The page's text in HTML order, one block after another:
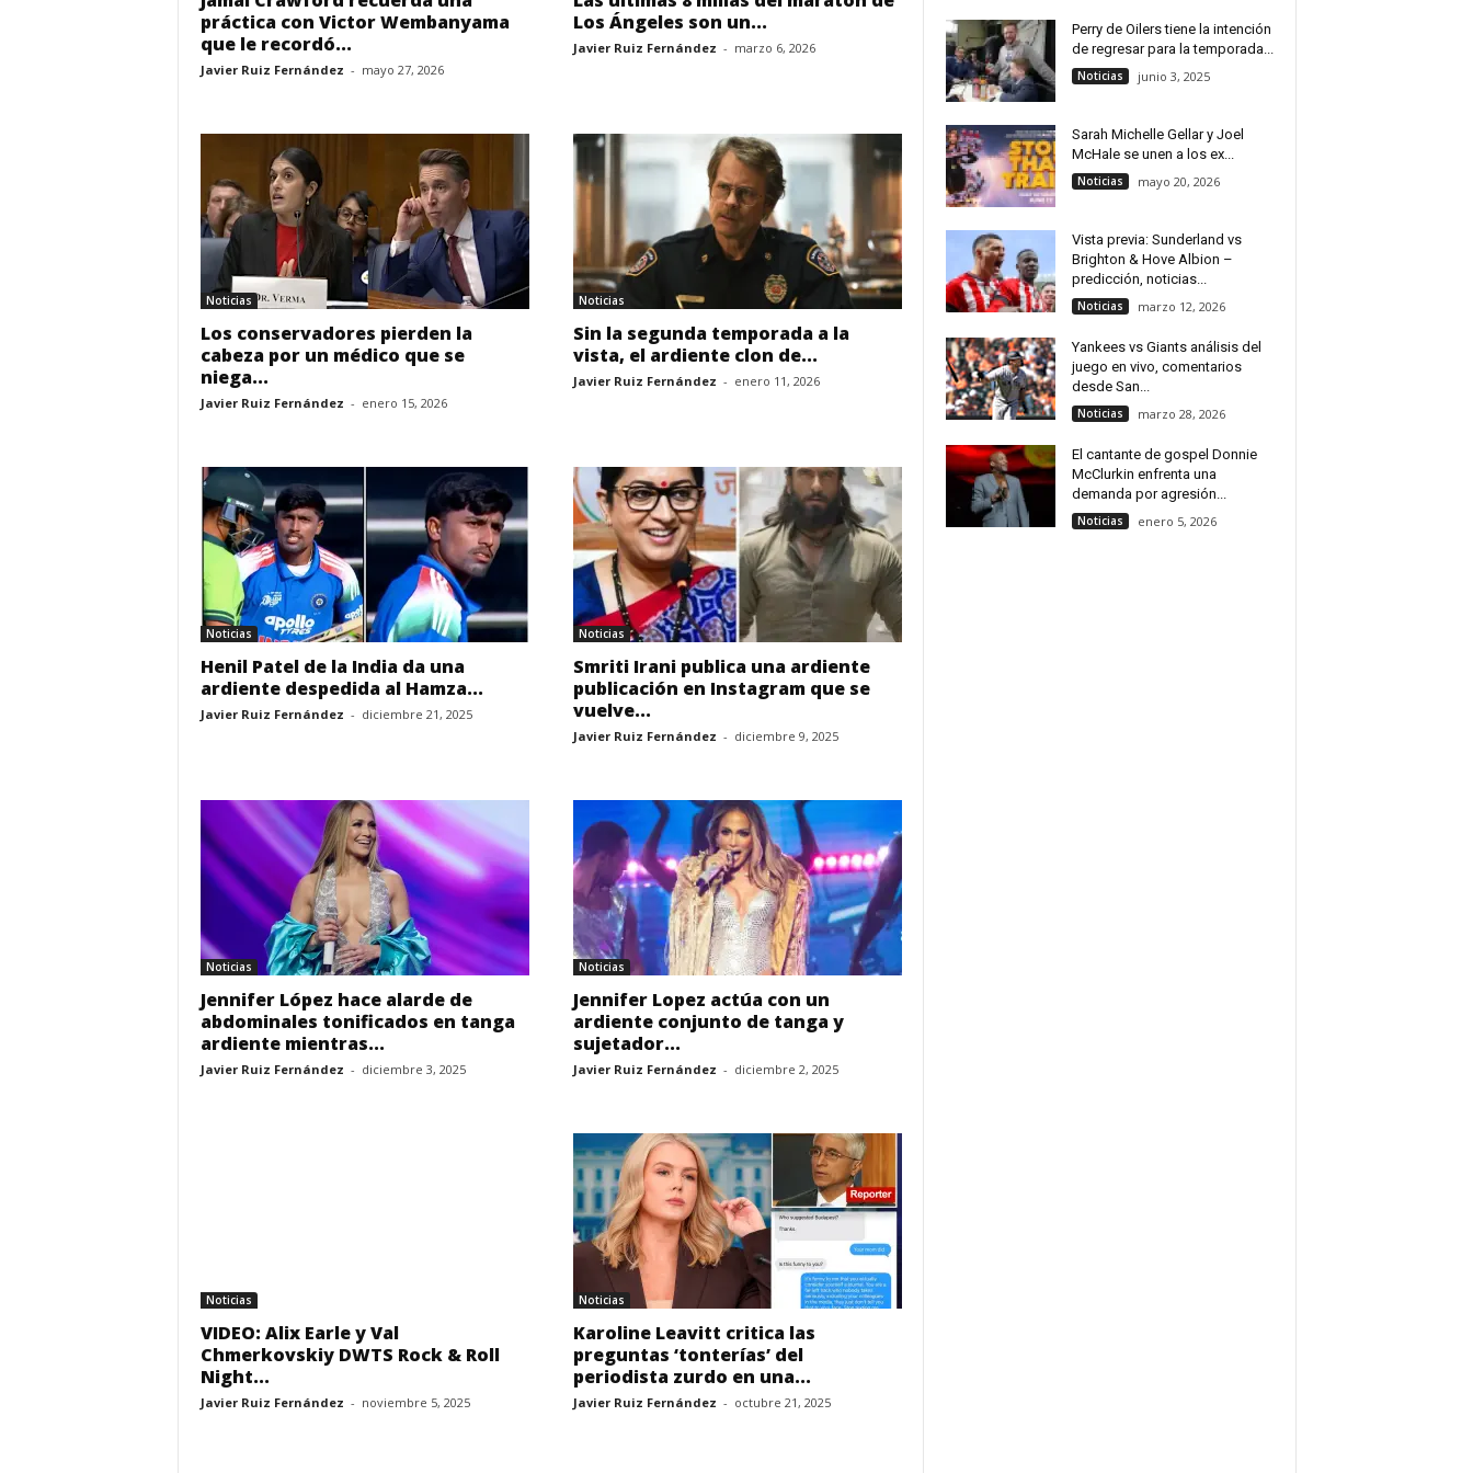
práctica con Victor Wembanyama
que le recordó...
Javier Ruiz Fernández - mayo 27, 2026
Los Ángeles son un...
Javier Ruiz Fernández - marzo 6, 2026
Noticias
Los conservadores pierden la
cabeza por un médico que se
niega...
Javier Ruiz Fernández - enero 15, 2026
Noticias
Sin la segunda temporada a la
vista, el ardiente clon de...
Javier Ruiz Fernández - enero 11, 2026
Noticias
Henil Patel de la India da una
ardiente despedida al Hamza...
Javier Ruiz Fernández - diciembre 21, 2025
Noticias
Smriti Irani publica una ardiente
publicación en Instagram que se
vuelve...
Javier Ruiz Fernández - diciembre 9, 2025
Noticias
Jennifer López hace alarde de
abdominales tonificados en tanga
ardiente mientras...
Javier Ruiz Fernández - diciembre 3, 2025
Noticias
Jennifer Lopez actúa con un
ardiente conjunto de tanga y
sujetador...
Javier Ruiz Fernández - diciembre 2, 2025
Noticias
VIDEO: Alix Earle y Val
Chmerkovskiy DWTS Rock & Roll
Night...
Javier Ruiz Fernández - noviembre 5, 2025
Noticias
Karoline Leavitt critica las
preguntas ‘tonterías’ del
periodista zurdo en una...
Javier Ruiz Fernández - octubre 21, 2025
Perry de Oilers tiene la intención
de regresar para la temporada...
Noticias junio 3, 2025
Sarah Michelle Gellar y Joel
McHale se unen a los ex...
Noticias mayo 20, 2026
Vista previa: Sunderland vs
Brighton & Hove Albion –
predicción, noticias...
Noticias marzo 12, 2026
Yankees vs Giants análisis del
juego en vivo, comentarios
desde San...
Noticias marzo 28, 2026
El cantante de gospel Donnie
McClurkin enfrenta una
demanda por agresión...
Noticias enero 5, 2026